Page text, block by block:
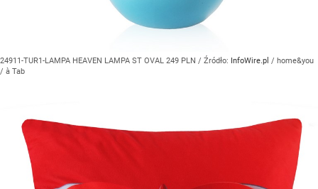
24911-TUR1-LAMPA HEAVEN LAMPA ST OVAL 249 PLN / Źródło: InfoWire.pl / home&you
/ à Tab